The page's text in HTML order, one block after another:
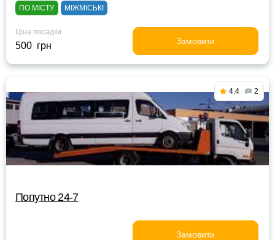
ПО МІСТУ МІЖМІСЬКІ
Ціна посадки
500 грн Замовити
4.4 2
Попутно 24-7
Замовити